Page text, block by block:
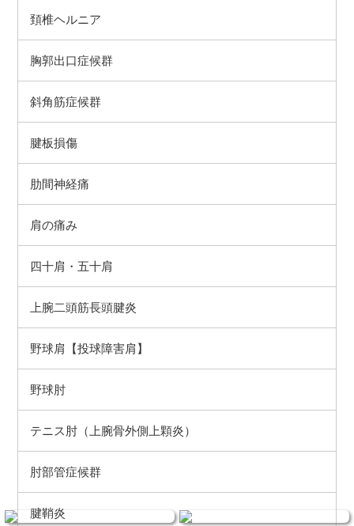
頚椎ヘルニア
胸郭出口症候群
斜角筋症候群
腱板損傷
肋間神経痛
肩の痛み
四十肩・五十肩
上腕二頭筋長頭腱炎
野球肩【投球障害肩】
野球肘
テニス肘（上腕骨外側上顆炎）
肘部管症候群
腱鞘炎